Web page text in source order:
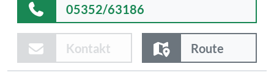
05352/63186
Kontakt Route